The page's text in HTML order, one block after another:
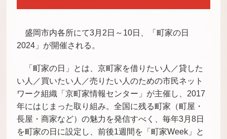
盛岡市内各所にて3月2日～10日、「町家の日
2024」が開催される。
「町家の日」とは、京町家を借りたい人／貸した
い人／買いたい人／売りたい人のための市民ネット
ワーク組織「京町家情報センター」が主催し、2017
年にはじまった取り組み。全国に残る町家（町屋・
長屋・商家など）の魅力を発信すべく、毎年3月8日
を町家の日に設定し、前後1週間を「町家Week」と